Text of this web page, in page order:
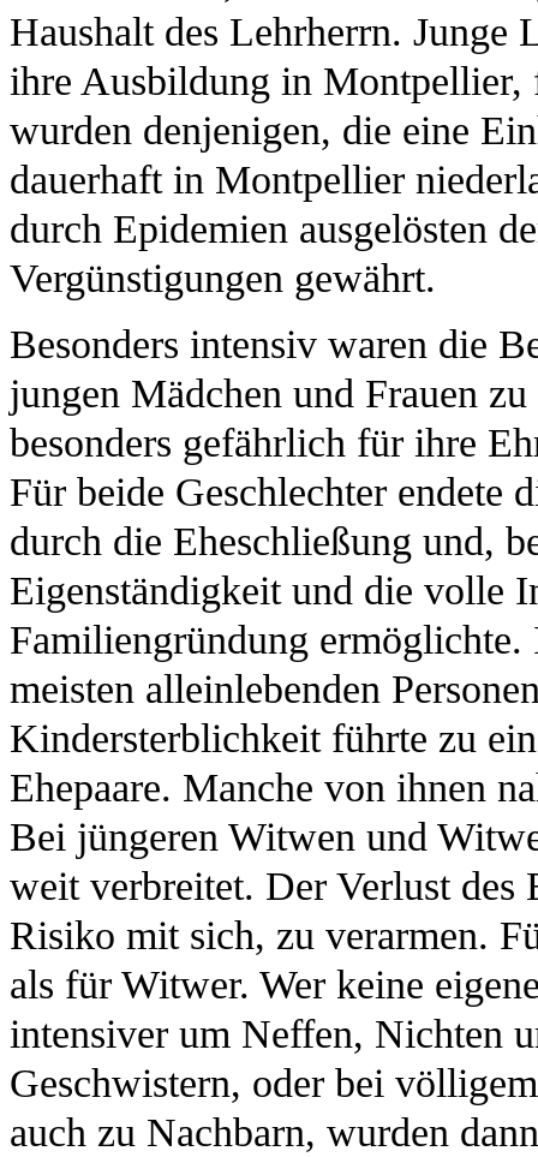
Haushalt des Lehrherrn. Junge
ihre Ausbildung in Montpellier,
wurden denjenigen, die eine
dauerhaft in Montpellier
durch Epidemien ausgelösten
Vergünstigungen gewährt.
Besonders intensiv waren die
jungen Mädchen und Frauen
besonders gefährlich für ihre
Für beide Geschlechter endete
durch die Eheschließung und,
Eigenständigkeit und die volle
Familiengründung
meisten alleinlebenden
Kindersterblichkeit führte zu
Ehepaare. Manche von ihnen
Bei jüngeren Witwen und
weit verbreitet. Der Verlust des
Risiko mit sich, zu verarmen.
als für Witwer. Wer keine
intensiver um Neffen, Nichten
Geschwistern, oder bei
auch zu Nachbarn, wurden